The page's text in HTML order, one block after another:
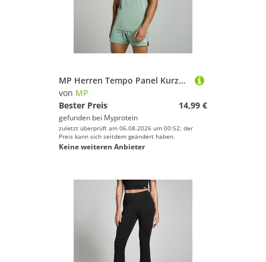
MP Herren Tempo Panel Kurzarm-T-Shirt – Hellgrün - XS
von MP
Bester Preis
14,99 €
gefunden bei Myprotein
zuletzt überprüft am 06.08.2026 um 00:52; der
Preis kann sich seitdem geändert haben.
Keine weiteren Anbieter